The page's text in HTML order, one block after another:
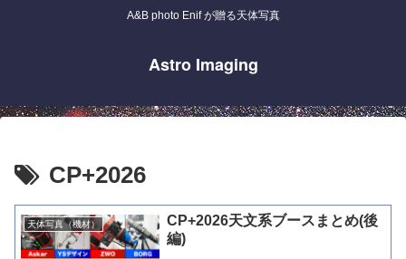
A&B photo Enif が贈る天体写真
Astro Imaging
CP+2026
天体写真（機材）
CP+2026天文系ブースまとめ(後
編)